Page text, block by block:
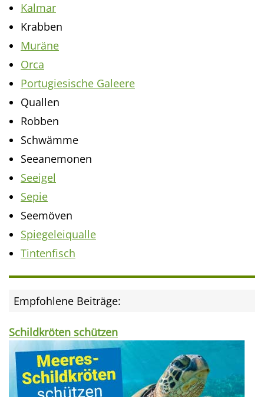
Kalmar
Krabben
Muräne
Orca
Portugiesische Galeere
Quallen
Robben
Schwämme
Seeanemonen
Seeigel
Sepie
Seemöven
Spiegeleiqualle
Tintenfisch
Empfohlene Beiträge:
Schildkröten schützen